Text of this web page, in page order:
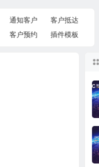
通知客户
客户抵达
客户预约 插件模板